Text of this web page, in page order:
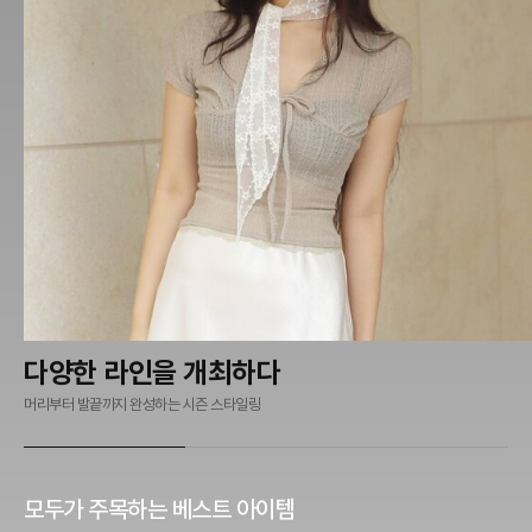
다양한 라인을 개최하다
머리부터 발끝까지 완성하는 시즌 스타일링
모두가 주목하는 베스트 아이템